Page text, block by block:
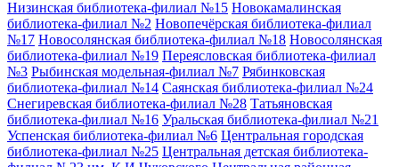
Низинская библиотека-филиал №15 Новокамалинская
библиотека-филиал №2 Новопечёрская библиотека-филиал
№17 Новосолянская библиотека-филиал №18 Новосолянская
библиотека-филиал №19 Переясловская библиотека-филиал
№3 Рыбинская модельная-филиал №7 Рябинковская
библиотека-филиал №14 Саянская библиотека-филиал №24
Снегиревская библиотека-филиал №28 Татьяновская
библиотека-филиал №16 Уральская библиотека-филиал №21
Успенская библиотека-филиал №6 Центральная городская
библиотека-филиал №25 Центральная детская библиотека-